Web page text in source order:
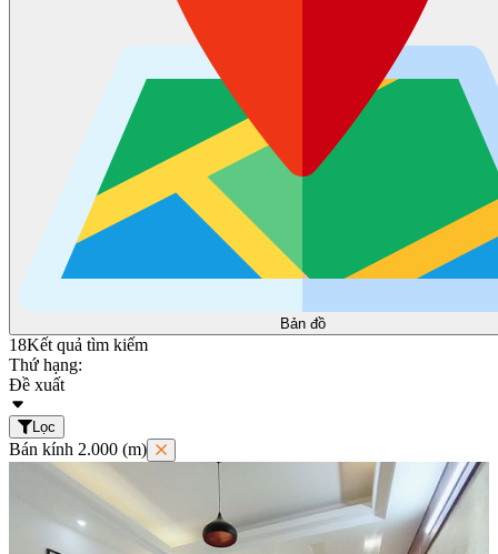
Bản đồ
18Kết quả tìm kiếm
Thứ hạng:
Đề xuất
Lọc
Bán kính 2.000 (m)